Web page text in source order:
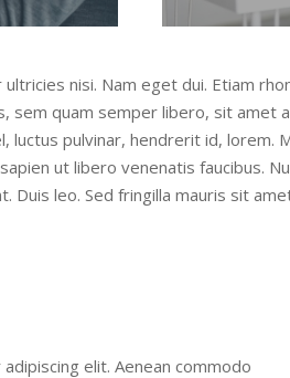
nisi. Nam eget dui. Etiam
sem quam semper libero, sit amet
luctus pulvinar, hendrerit id, lorem.
ut libero venenatis faucibus.
Duis leo. Sed fringilla mauris sit
elit. Aenean commodo